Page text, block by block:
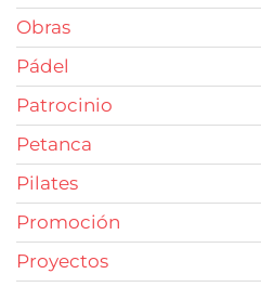
Obras
Pádel
Patrocinio
Petanca
Pilates
Promoción
Proyectos